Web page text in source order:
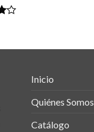
Inicio
Quiénes Somos
Catálogo